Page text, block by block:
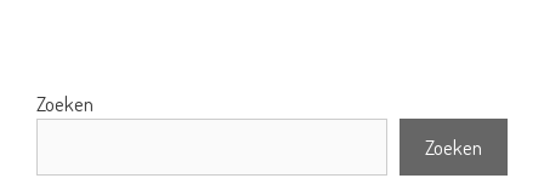
Zoeken
Zoeken